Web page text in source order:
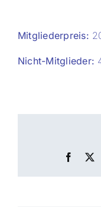
Mitgliederpreis:
Nicht-Mitglieder: